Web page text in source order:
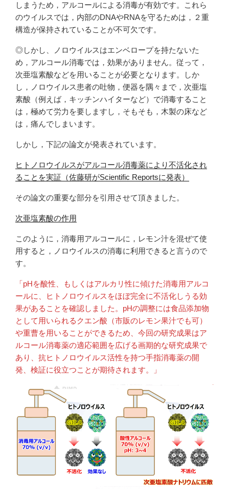
しまうため，アルコールによる消毒が有効です。これら
のウイルスでは，内部のDNAやRNAを守るためは，２重
構造が保持されていることが不可欠です。
◎しかし、ノロウイルスはエンベロープを持たないた
め，アルコール消毒では，効果がありません。従って，
次亜塩素酸などを用いることが必要となります。しか
し，ノロウイルス患者の吐物，便器を隅々まで，次亜塩
素酸（例えば，キッチンハイターなど）で消毒すること
は，極めて労力を要しますし，そもそも，木製の床など
は，痛んでしまいます。
しかし，下記の論文が発表されています。
ヒトノロウイルスがアルコール消毒薬により不活化され
ることを実証（佐藤研がScientific Reportsに発表）
その論文の重要な部分を引用させて頂きました。
次亜塩素酸の作用
このように，消毒用アルコールに，レモン汁を混ぜて使
用すると，ノロウイルスの消毒に利用できると言うので
す。
「pHを酸性、もしくはアルカリ性に傾けた消毒用アルコ
ールに、ヒトノロウイルスをほぼ完全に不活化しうる効
果があることを確認しました。pHの調整には食品添加物
として用いられるクエン酸（市販のレモン果汁でも可）
や重曹を用いることができるため、今回の研究成果はア
ルコール消毒薬の適応範囲を広げる画期的な研究成果で
あり、抗ヒトノロウイルス活性を持つ手指消毒薬の開
発、検証に役立つことが期待されます。」